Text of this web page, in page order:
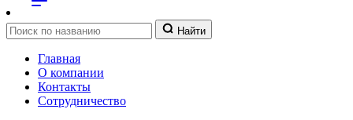
Найти
Главная
О компании
Контакты
Сотрудничество